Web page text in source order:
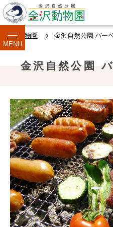
MENU
金沢動物園 金沢自然公園 バー
金沢自然公園